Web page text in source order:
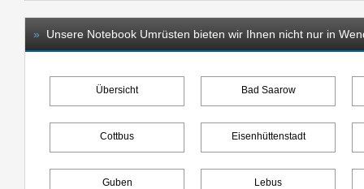
» Unsere Notebook Umrüsten bieten wir Ihnen nicht nur in
Übersicht Bad Saarow
Cottbus Eisenhüttenstadt
Guben Lebus